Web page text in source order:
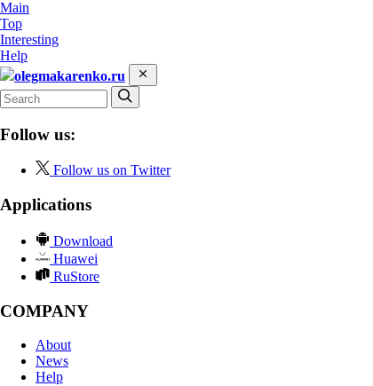
Main
Top
Interesting
Help
olegmakarenko.ru
Follow us:
Follow us on Twitter
Applications
Download
Huawei
RuStore
COMPANY
About
News
Help